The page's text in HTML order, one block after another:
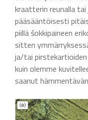
kraatterin reunalla tai
pääsääntöisesti
piillä šokkipaineen
sitten
ja/tai
kuin olemme
saanut